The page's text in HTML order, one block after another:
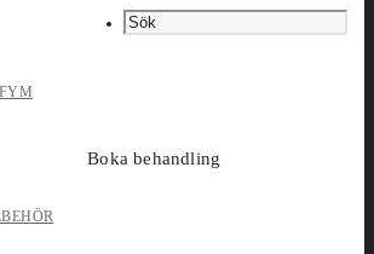
Boka behandling